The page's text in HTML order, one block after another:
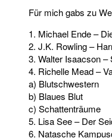
Für mich gabs zu
1. Michael Ende –
2. J.K. Rowling –
3. Walter Isaacson –
4. Richelle Mead –
a) Blutschwestern
b) Blaues Blut
c) Schattenträume
5. Lisa See – Der
6. Natasche